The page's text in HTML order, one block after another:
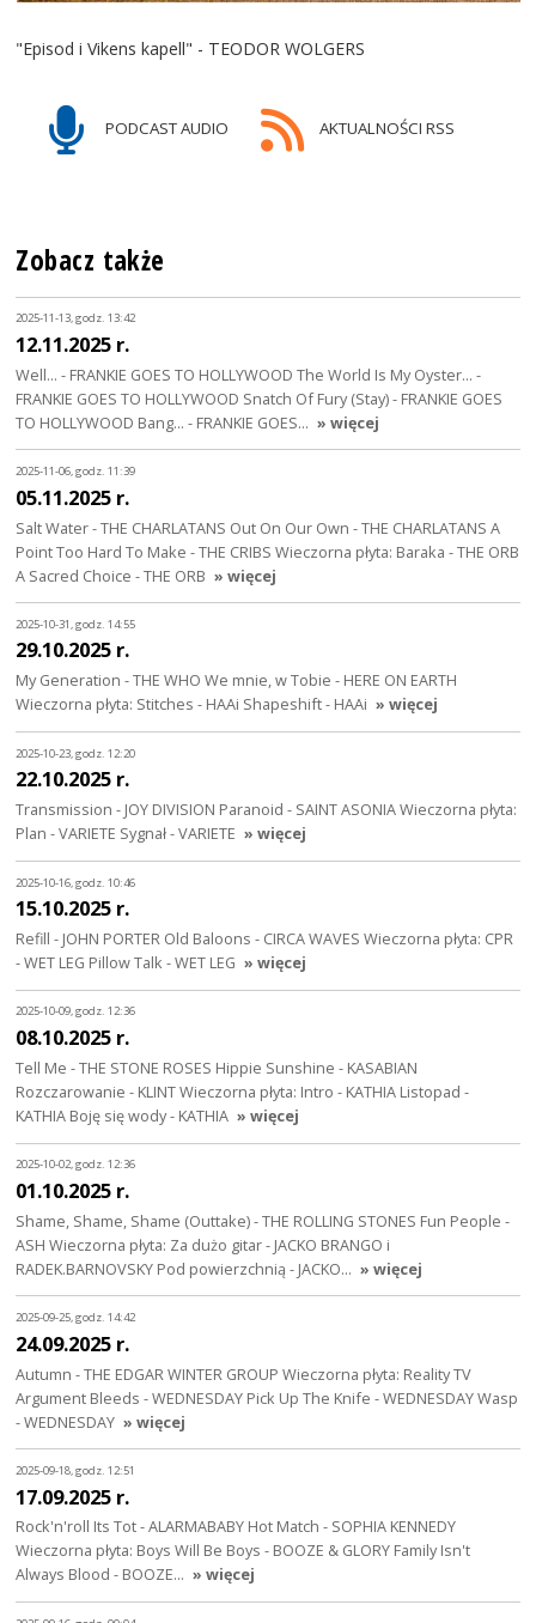
"Episod i Vikens kapell" - TEODOR WOLGERS
PODCAST AUDIO AKTUALNOŚCI RSS
Zobacz także
2025-11-13, godz. 13:42
12.11.2025 r.
Well... - FRANKIE GOES TO HOLLYWOOD The World Is My Oyster... -
FRANKIE GOES TO HOLLYWOOD Snatch Of Fury (Stay) - FRANKIE GOES
TO HOLLYWOOD Bang... - FRANKIE GOES… » więcej
2025-11-06, godz. 11:39
05.11.2025 r.
Salt Water - THE CHARLATANS Out On Our Own - THE CHARLATANS A
Point Too Hard To Make - THE CRIBS Wieczorna płyta: Baraka - THE ORB
A Sacred Choice - THE ORB » więcej
2025-10-31, godz. 14:55
29.10.2025 r.
My Generation - THE WHO We mnie, w Tobie - HERE ON EARTH
Wieczorna płyta: Stitches - HAAi Shapeshift - HAAi » więcej
2025-10-23, godz. 12:20
22.10.2025 r.
Transmission - JOY DIVISION Paranoid - SAINT ASONIA Wieczorna płyta:
Plan - VARIETE Sygnał - VARIETE » więcej
2025-10-16, godz. 10:46
15.10.2025 r.
Refill - JOHN PORTER Old Baloons - CIRCA WAVES Wieczorna płyta: CPR
- WET LEG Pillow Talk - WET LEG » więcej
2025-10-09, godz. 12:36
08.10.2025 r.
Tell Me - THE STONE ROSES Hippie Sunshine - KASABIAN
Rozczarowanie - KLINT Wieczorna płyta: Intro - KATHIA Listopad -
KATHIA Boję się wody - KATHIA » więcej
2025-10-02, godz. 12:36
01.10.2025 r.
Shame, Shame, Shame (Outtake) - THE ROLLING STONES Fun People -
ASH Wieczorna płyta: Za dużo gitar - JACKO BRANGO i
RADEK.BARNOVSKY Pod powierzchnią - JACKO… » więcej
2025-09-25, godz. 14:42
24.09.2025 r.
Autumn - THE EDGAR WINTER GROUP Wieczorna płyta: Reality TV
Argument Bleeds - WEDNESDAY Pick Up The Knife - WEDNESDAY Wasp
- WEDNESDAY » więcej
2025-09-18, godz. 12:51
17.09.2025 r.
Rock'n'roll Its Tot - ALARMABABY Hot Match - SOPHIA KENNEDY
Wieczorna płyta: Boys Will Be Boys - BOOZE & GLORY Family Isn't
Always Blood - BOOZE… » więcej